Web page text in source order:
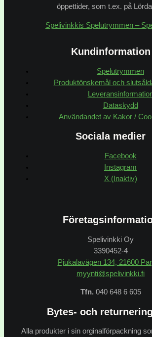
öppettider, som t.ex. på
Spelivinkkis Spelutrymmen –
Kundinformation
Spelutrymmen
Produktönskemål och
Dataskydd
Användandet av Kakor /
Sociala medier
Facebook
Instagram
X (Inaktiv)
Spelivinkki Oy
3390452-4
Pjukalavägen 134, 21600
myynti@spelivinkki.fi
Tfn. 040 648 6 605
Bytes- och
Alla produkter i sin orginalförpackning